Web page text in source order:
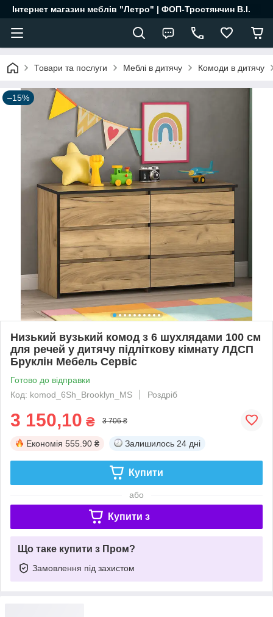
Інтернет магазин меблів "Летро" | ФОП-Тростянчин В.І.
Товари та послуги Меблі в дитячу Комоди в дитячу
–15%
Низький вузький комод з 6 шухлядами 100 см
для речей у дитячу підліткову кімнату ЛДСП
Бруклін Мебель Сервіс
Готово до відправки
Код: komod_6Sh_Brooklyn_MS
Роздріб
3 150,10 ₴ 3 706 ₴
Економія 555.90 ₴ Залишилось 24 дні
Купити
або
Купити з
Що таке купити з Пром?
Замовлення під захистом